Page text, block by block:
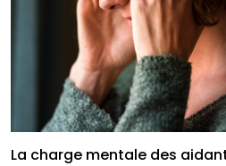
La charge mentale des